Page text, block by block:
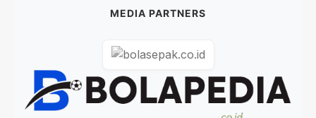
MEDIA PARTNERS